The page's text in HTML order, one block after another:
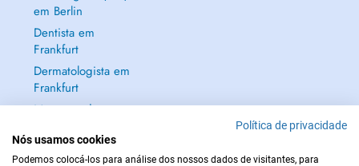
em Berlin
Dentista em
Frankfurt
Dermatologista em
Frankfurt
Mostrar tudo →
Política de privacidade
Nós usamos cookies
Podemos colocá-los para análise dos nossos dados de visitantes, para